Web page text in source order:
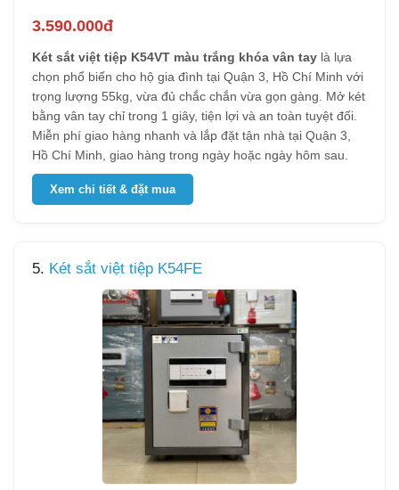
3.590.000đ
Két sắt việt tiệp K54VT màu trắng khóa vân tay là lựa
chọn phổ biến cho hộ gia đình tại Quận 3, Hồ Chí Minh với
trọng lượng 55kg, vừa đủ chắc chắn vừa gọn gàng. Mở két
bằng vân tay chỉ trong 1 giây, tiện lợi và an toàn tuyệt đối.
Miễn phí giao hàng nhanh và lắp đặt tận nhà tại Quận 3,
Hồ Chí Minh, giao hàng trong ngày hoặc ngày hôm sau.
Xem chi tiết & đặt mua
5. Két sắt việt tiệp K54FE